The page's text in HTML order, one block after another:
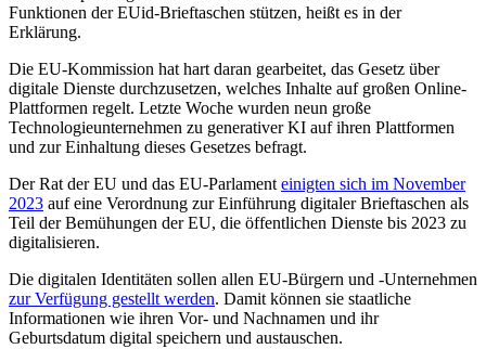
Funktionen der EUid-Brieftaschen stützen, heißt es in der
Erklärung.
Die EU-Kommission hat hart daran gearbeitet, das Gesetz über
digitale Dienste durchzusetzen, welches Inhalte auf großen Online-
Plattformen regelt. Letzte Woche wurden neun große
Technologieunternehmen zu generativer KI auf ihren Plattformen
und zur Einhaltung dieses Gesetzes befragt.
Der Rat der EU und das EU-Parlament einigten sich im November
2023 auf eine Verordnung zur Einführung digitaler Brieftaschen als
Teil der Bemühungen der EU, die öffentlichen Dienste bis 2023 zu
digitalisieren.
Die digitalen Identitäten sollen allen EU-Bürgern und -Unternehmen
zur Verfügung gestellt werden. Damit können sie staatliche
Informationen wie ihren Vor- und Nachnamen und ihr
Geburtsdatum digital speichern und austauschen.